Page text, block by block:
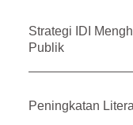
Strategi IDI
Publik
Peningkatan